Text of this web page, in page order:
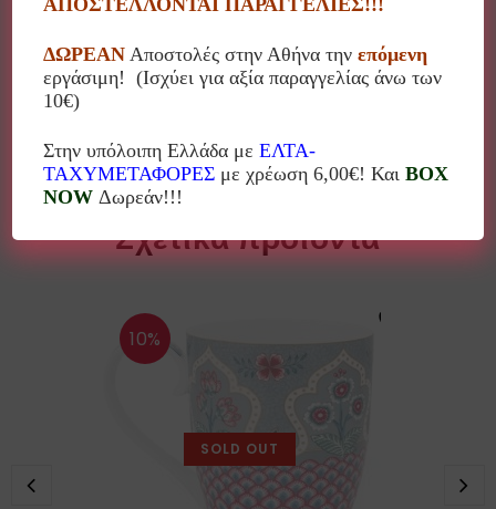
Υλικό: πορσελάνη
Αγοράζοντας 4 τεμάχια διατίθεται συσκευασία κουτί
δώρου!!! Ρωτήστε μας σχετικά με τη διαθεσιμότητα!
Σχετικά προϊόντα
10%
SOLD OUT
ΔΩΡΕΑΝ Αποστολές στην Αθήνα τηνεπόμενη
εργάσιμη! (Ισχύει για αξία παραγγελίας άνω των
10€)
Στην υπόλοιπη Ελλάδα μεΕΛΤΑ-
ΤΑΧΥΜΕΤΑΦΟΡΕΣ με χρέωση 6,00€! ΚαιBOX
NOW Δωρεάν!!!